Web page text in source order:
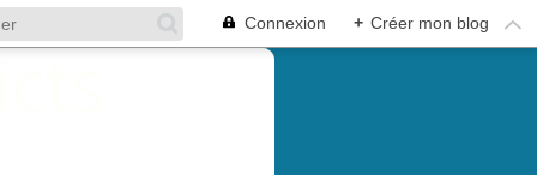
Connexion + Créer mon blog